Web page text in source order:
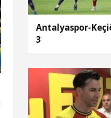
Antalyaspor-
3